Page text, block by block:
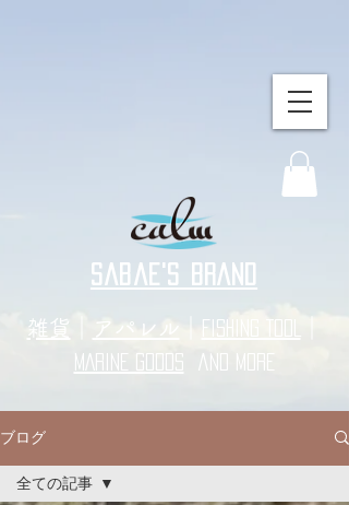
sabae's BRAND
​雑貨 アパレル FISHING TOOL
MARINE GOODS and more
ブログ
全ての記事